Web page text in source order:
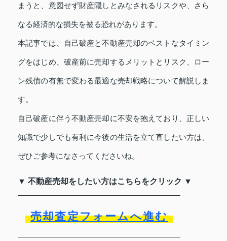
まうと、意図せず財産隠しとみなされるリスクや、さら
なる経済的な損失を被る恐れがあります。
本記事では、自己破産と不動産売却のベストなタイミン
グをはじめ、破産前に売却するメリットとリスク、ロー
ン残債の有無で変わる最適な売却戦略について解説しま
す。
自己破産に伴う不動産売却に不安を抱えており、正しい
知識で少しでも有利に今後の生活を立て直したい方は、
ぜひご参考になさってくださいね。
▼ 不動産売却をしたい方はこちらをクリック ▼
売却査定フォームへ進む